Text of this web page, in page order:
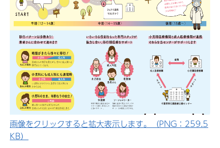
画像をクリックすると拡大表示します。（PNG：259.5
KB）